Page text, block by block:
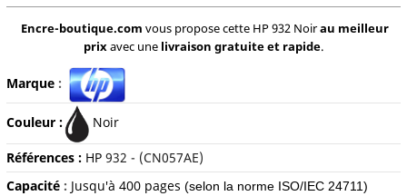
Encre-boutique.com vous propose cette HP 932 Noirau meilleur
prixavec une livraison gratuite et rapide.
Marque:
Couleur : Noir
Références : HP 932 - (CN057AE)
Capacité: Jusqu'à 400 pages (selon la norme ISO/IEC 24711)